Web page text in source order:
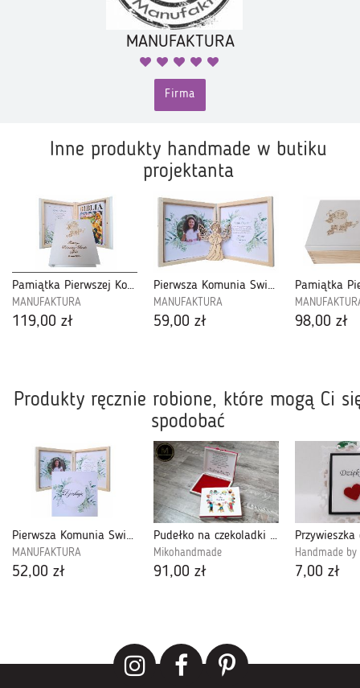
MANUFAKTURA
Firma
Inne produkty handmade w butiku
projektanta
Pamiątka Pierwszej Komunii Świętej-Biblia- BKB12
MANUFAKTURA
119,00 zł
Pierwsza Komunia Święta, Podziękowanie dla Gości + Aniołek-PDGK15A
MANUFAKTURA
59,00 zł 98,00 zł
Produkty ręcznie robione, które mogą Ci
spodobać
Pierwsza Komunia Święta, Podziękowanie dla Gości ze Zdjęciem-PDGK15
MANUFAKTURA
52,00 zł
Pudełko na czekoladki Prezent dla Nauczyciela
Mikohandmade
91,00 zł
Handmade
7,00 zł